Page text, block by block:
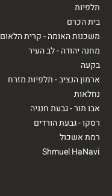
תלפיות
בית הכרם
משכנות האומה - קרית הלאום
מחנה יהודה - לב העיר
בקעה
ארמון הנציב - תלפיות מזרח
נחלאות
אבו תור - גבעת חנניה
רסקו - גבעת הורדים
רמת אשכול
Shmuel HaNavi